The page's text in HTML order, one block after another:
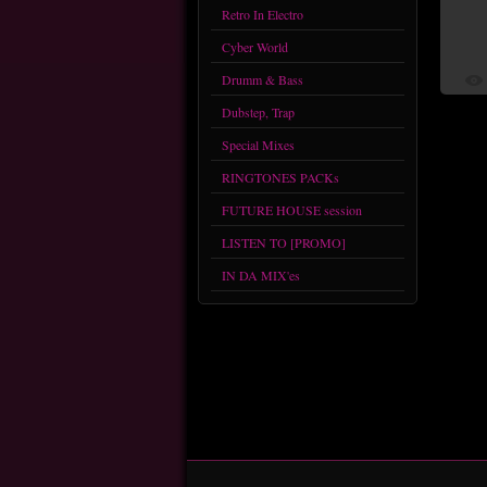
Retro In Electro
Cyber World
Drumm & Bass
Dubstep, Trap
Special Mixes
RINGTONES PACKs
FUTURE HOUSE session
LISTEN TO [PROMO]
IN DA MIX'es